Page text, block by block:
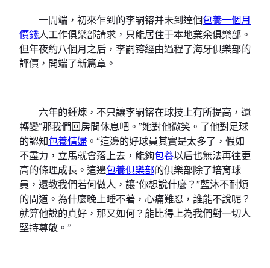
一開端，初來乍到的李嗣镕并未到達個包養一個月
價錢人工作俱樂部請求，只能居住于本地業余俱樂部。
但年夜約八個月之后，李嗣镕經由過程了海牙俱樂部的
評價，開端了新篇章。
六年的錘煉，不只讓李嗣镕在球技上有所提高，還
轉變“那我們回房間休息吧。”她對他微笑。了他對足球
的認知包養情婦 。“這邊的好球員其實是太多了，假如
不盡力，立馬就會落上去，能夠包養以后也無法再往更
高的條理成長。這邊包養俱樂部的俱樂部除了培育球
員，還教我們若何做人，讓“你想說什麼？”藍沐不耐煩
的問道。為什麼晚上睡不著，心痛難忍，誰能不說呢？
就算他說的真好，那又如何？能比得上為我們對一切人
堅持尊敬。”